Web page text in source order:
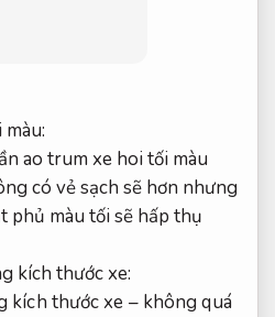
ao trum xe hoi tối màu
có vẻ sạch sẽ hơn nhưng
phủ màu tối sẽ hấp thụ
kích thước xe:
kích thước xe – không quá